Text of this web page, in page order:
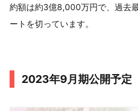
約額は約3億8,000万円で、過去
ートを切っています。
2023年9月期公開予定